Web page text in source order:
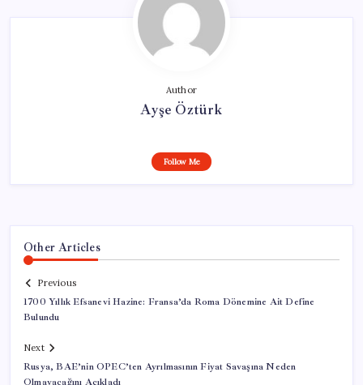
Author
Ayşe Öztürk
Follow Me
Other Articles
Previous
1700 Yıllık Efsanevi Hazine: Fransa’da Roma Dönemine Ait Define
Bulundu
Next
Rusya, BAE’nin OPEC’ten Ayrılmasının Fiyat Savaşına Neden
Olmayacağını Açıkladı